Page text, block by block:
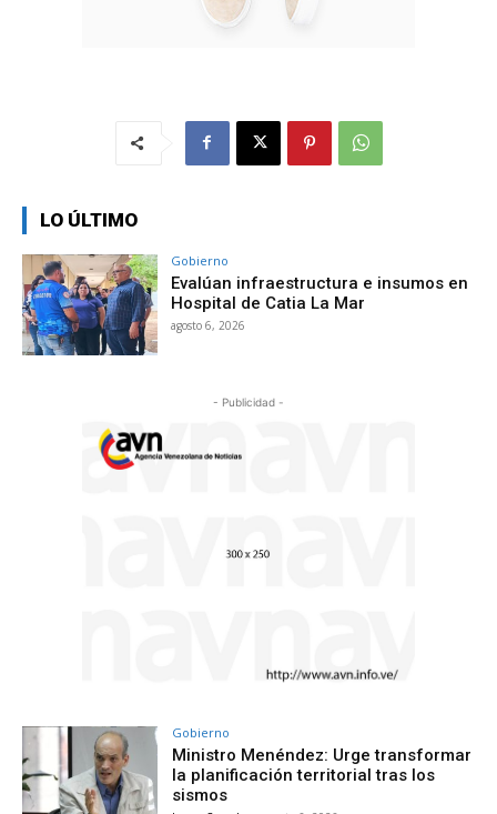
LO ÚLTIMO
Gobierno
Evalúan infraestructura e insumos en
Hospital de Catia La Mar
agosto 6, 2026
- Publicidad -
Gobierno
Ministro Menéndez: Urge transformar
la planificación territorial tras los
sismos